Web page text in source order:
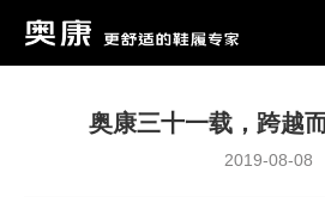
奥康三十一载，跨越
2019-08-08